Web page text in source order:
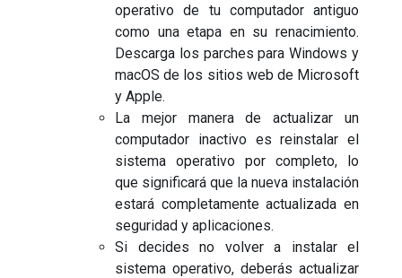
operativo de tu computador antiguo
como una etapa en su renacimiento.
Descarga los parches para Windows y
macOS de los sitios web de Microsoft
y Apple.
La mejor manera de actualizar un
computador inactivo es reinstalar el
sistema operativo por completo, lo
que significará que la nueva instalación
estará completamente actualizada en
seguridad y aplicaciones.
Si decides no volver a instalar el
sistema operativo, deberás actualizar